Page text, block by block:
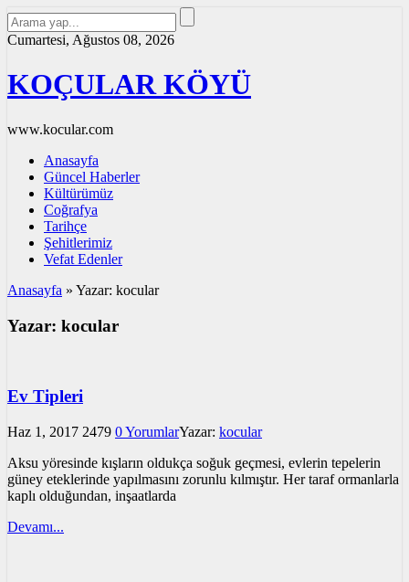
Cumartesi, Ağustos 08, 2026
KOÇULAR KÖYÜ
www.kocular.com
Anasayfa
Güncel Haberler
Kültürümüz
Coğrafya
Tarihçe
Şehitlerimiz
Vefat Edenler
Anasayfa » Yazar: kocular
Yazar: kocular
Ev Tipleri
Haz 1, 2017 2479 0 YorumlarYazar: kocular
Aksu yöresinde kışların oldukça soğuk geçmesi, evlerin tepelerin
güney eteklerinde yapılmasını zorunlu kılmıştır. Her taraf ormanlarla
kaplı olduğundan, inşaatlarda
Devamı...